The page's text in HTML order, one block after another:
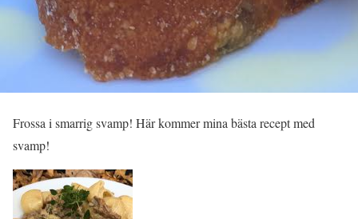
Frossa i smarrig svamp! Här kommer mina bästa recept med
svamp!